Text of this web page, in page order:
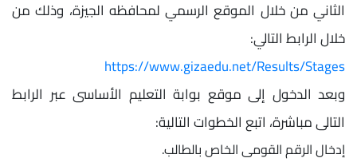
الثاني من خلال الموقع الرسمي لمحافظه الجيزة، وذلك من
خلال الرابط التالي:
https://www.gizaedu.net/Results/Stages
وبعد الدخول إلى موقع بوابة التعليم الأساسى عبر الرابط
التالى مباشرة، اتبع الخطوات التالية:
إدخال الرقم القومى الخاص بالطالب.